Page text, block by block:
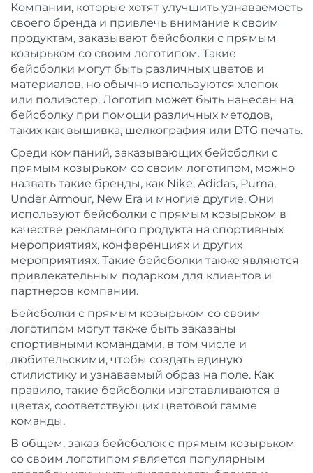
Компании, которые хотят улучшить узнаваемость
своего бренда и привлечь внимание к своим
продуктам, заказывают бейсболки с прямым
козырьком со своим логотипом. Такие
бейсболки могут быть различных цветов и
материалов, но обычно используются хлопок
или полиэстер. Логотип может быть нанесен на
бейсболку при помощи различных методов,
таких как вышивка, шелкография или DTG печать.
Среди компаний, заказывающих бейсболки с
прямым козырьком со своим логотипом, можно
назвать такие бренды, как Nike, Adidas, Puma,
Under Armour, New Era и многие другие. Они
используют бейсболки с прямым козырьком в
качестве рекламного продукта на спортивных
мероприятиях, конференциях и других
мероприятиях. Такие бейсболки также являются
привлекательным подарком для клиентов и
партнеров компании.
Бейсболки с прямым козырьком со своим
логотипом могут также быть заказаны
спортивными командами, в том числе и
любительскими, чтобы создать единую
стилистику и узнаваемый образ на поле. Как
правило, такие бейсболки изготавливаются в
цветах, соответствующих цветовой гамме
команды.
В общем, заказ бейсболок с прямым козырьком
со своим логотипом является популярным